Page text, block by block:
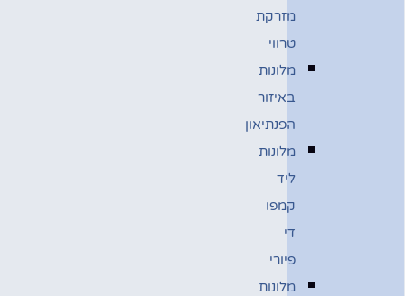
מזרקת
טרווי
מלונות
באיזור
הפנתיאון
מלונות
ליד
קמפו
די
פיורי
מלונות